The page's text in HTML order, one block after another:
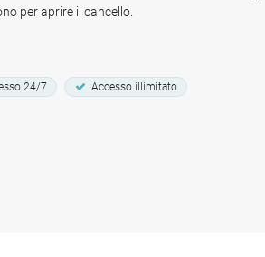
C
TivoliVredenburg e dal cinema Pathé
per aprire il cancello.
24/7
Accesso illimitato